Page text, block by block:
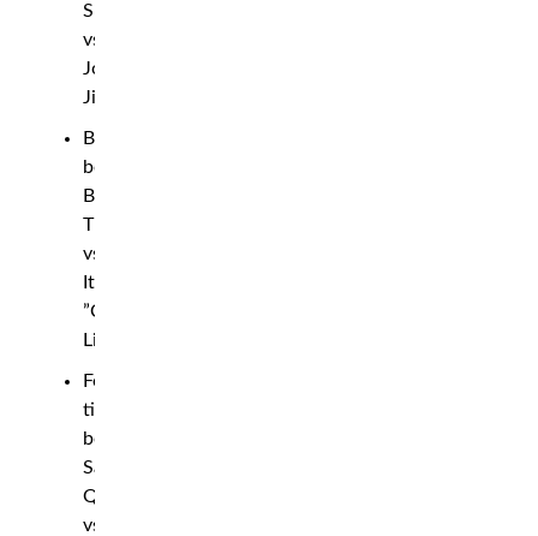
Smajic
vs.
Jose
Jimenez
Bantamweight
bout:
Bilal
Tipsaev
vs.
Italo
”Cyborg”
Lima
Featherweight
title
bout:
Sakhi
Qambari
vs